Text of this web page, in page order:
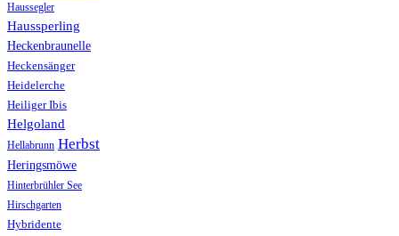
Haussegler
Haussperling
Heckenbraunelle
Heckensänger
Heidelerche
Heiliger Ibis
Helgoland
Hellabrunn Herbst
Heringsmöwe
Hinterbrühler See
Hirschgarten
Hybridente